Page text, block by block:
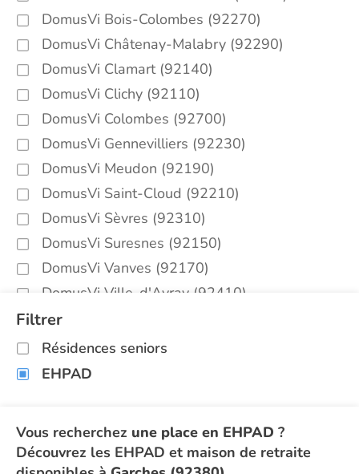
DomusVi Bois-Colombes (92270)
DomusVi Châtenay-Malabry (92290)
DomusVi Clamart (92140)
DomusVi Clichy (92110)
DomusVi Colombes (92700)
DomusVi Gennevilliers (92230)
DomusVi Meudon (92190)
DomusVi Saint-Cloud (92210)
DomusVi Sèvres (92310)
DomusVi Suresnes (92150)
DomusVi Vanves (92170)
DomusVi Ville-d'Avray (92410)
Filtrer
Résidences seniors
EHPAD
Vous recherchez une place en EHPAD ?
Découvrez les EHPAD et maison de retraite